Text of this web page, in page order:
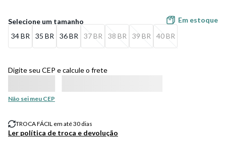
34 BR 35 BR 36 BR 37 BR 38 BR 39 BR 40 BR
Em estoque
Digite seu CEP e calcule o frete
Não sei meu CEP
TROCA FÁCIL em até 30 dias
Ler política de troca e devolução